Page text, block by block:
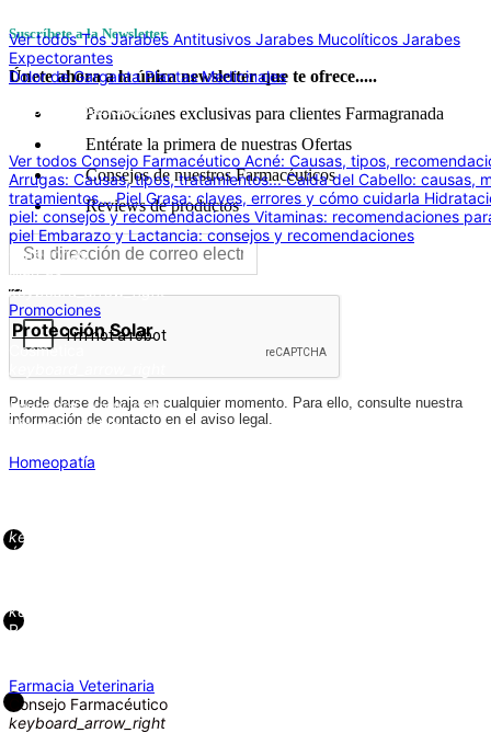
Ver todos TosJarabes Antitusivos Jarabes Mucolíticos Jarabes
Expectorantes
Dolor de GargantaPlantas Medicinales
keyboard_backspace
Ver todos Consejo Farmacéutico Acné: Causas, tipos,
Arrugas: Causas, tipos, tratamientos...Caída del Cabello: causas,
tratamientos...Piel Grasa: claves, errores y cómo cuidarla
piel: consejos y recomendaciones Vitaminas: recomendaciones
pielEmbarazo y Lactancia: consejos y recomendaciones
Categorías
Marcas
keyboard_arrow_right
Promociones
Protección Solar
Cosmética
keyboard_arrow_right
Higiene y Salud
Homeopatía
keyboard_arrow_right
Óptica
keyboard_arrow_right
Perfumes
Farmacia Veterinaria
Consejo Farmacéutico
keyboard_arrow_right
Suscríbete a la Newsletter
Únete ahora a la única newsletter que te ofrece.....
Promociones exclusivas para clientes Farmagranada
Entérate la primera de nuestras Ofertas
Consejos de nuestros Farmacéuticos
Reviews de productos
Puede darse de baja en cualquier momento. Para ello, consulte nuestra
información de contacto en el aviso legal.